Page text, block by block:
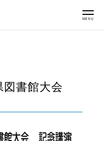
MENU
図書館大会